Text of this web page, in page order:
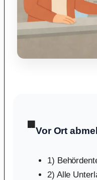
🏢
Vor Ort
1)
2) Alle